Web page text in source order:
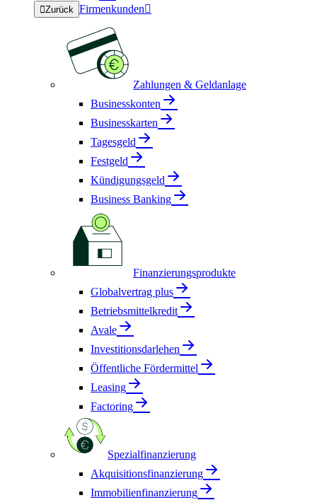
Zurück Firmenkunden
Zahlungen & Geldanlage
Businesskonten
Businesskarten
Tagesgeld
Festgeld
Kündigungsgeld
Business Banking
Finanzierungsprodukte
Globalvertrag plus
Betriebsmittelkredit
Avale
Investitionsdarlehen
Öffentliche Fördermittel
Leasing
Factoring
Spezialfinanzierung
Akquisitionsfinanzierung
Immobilienfinanzierung